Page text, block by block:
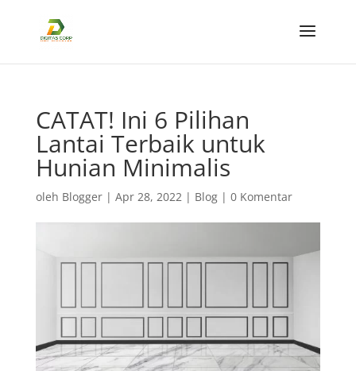
CATAT! Ini 6 Pilihan
Lantai Terbaik untuk
Hunian Minimalis
oleh Blogger| Apr 28, 2022| Blog| 0 Komentar